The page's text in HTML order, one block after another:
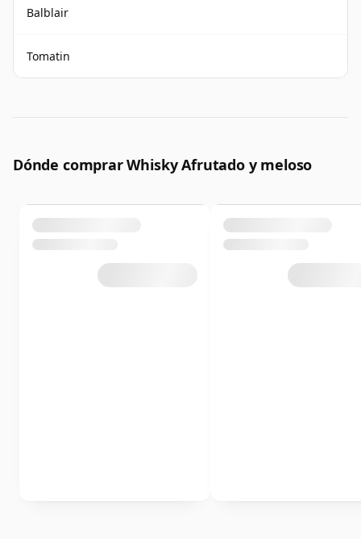
Balblair
Tomatin
Dónde comprar Whisky Afrutado y meloso